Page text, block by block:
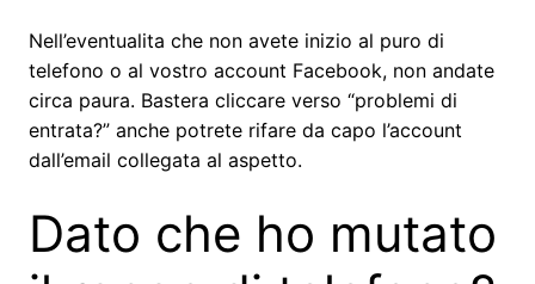
Nell’eventualita che non avete inizio al puro di
telefono o al vostro account Facebook, non andate
circa paura. Bastera cliccare verso “problemi di
entrata?” anche potrete rifare da capo l’account
dall’email collegata al aspetto.
Dato che ho mutato